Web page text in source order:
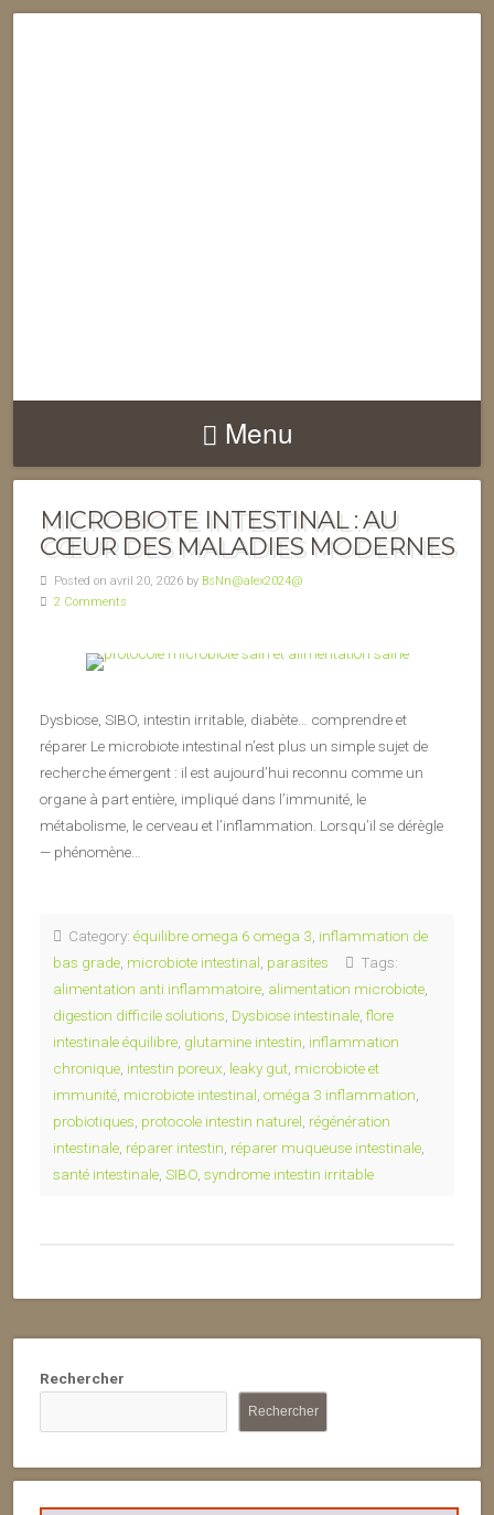
Menu
MICROBIOTE INTESTINAL : AU
CŒUR DES MALADIES MODERNES
Posted on avril 20, 2026 by BsNn@alex2024@
2 Comments
Dysbiose, SIBO, intestin irritable, diabète… comprendre et
réparer Le microbiote intestinal n’est plus un simple sujet de
recherche émergent : il est aujourd’hui reconnu comme un
organe à part entière, impliqué dans l’immunité, le
métabolisme, le cerveau et l’inflammation. Lorsqu’il se dérègle
— phénomène…
Category: équilibre omega 6 omega 3 inflammation de
bas grade microbiote intestinal parasites
Tags:
alimentation anti inflammatoire alimentation microbiote
digestion difficile solutions Dysbiose intestinale flore
intestinale équilibre glutamine intestin inflammation
chronique intestin poreux leaky gut microbiote et
immunité microbiote intestinal oméga 3 inflammation
probiotiques protocole intestin naturel régénération
intestinale réparer intestin réparer muqueuse intestinale
santé intestinale SIBO syndrome intestin irritable
Rechercher
Rechercher